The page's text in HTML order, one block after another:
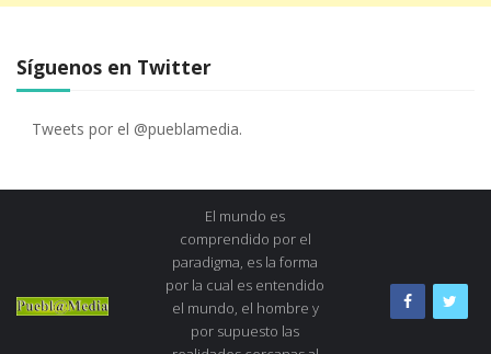
Síguenos en Twitter
Tweets por el @pueblamedia.
El mundo es
comprendido por el
paradigma, es la forma
por la cual es entendido
el mundo, el hombre y
por supuesto las